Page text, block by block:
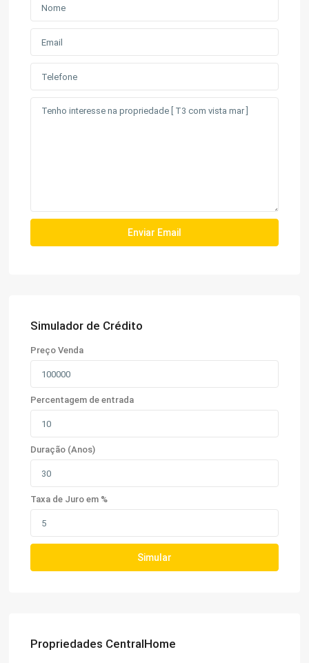
Simulador de Crédito
Preço Venda
Percentagem de entrada
Duração (Anos)
Taxa de Juro em %
Simular
Propriedades CentralHome